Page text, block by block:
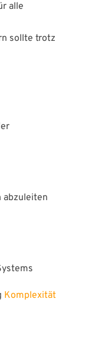
alle
sollte trotz
abzuleiten
Komplexität
Organisation
Organigramm